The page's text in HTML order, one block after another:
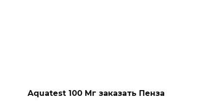
Aquatest 100 Мг заказать Пенза